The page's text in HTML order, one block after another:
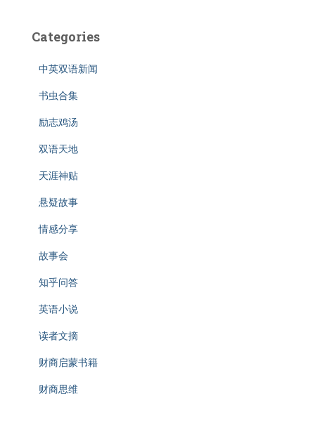
Categories
中英双语新闻
书虫合集
励志鸡汤
双语天地
天涯神贴
悬疑故事
情感分享
故事会
知乎问答
英语小说
读者文摘
财商启蒙书籍
财商思维